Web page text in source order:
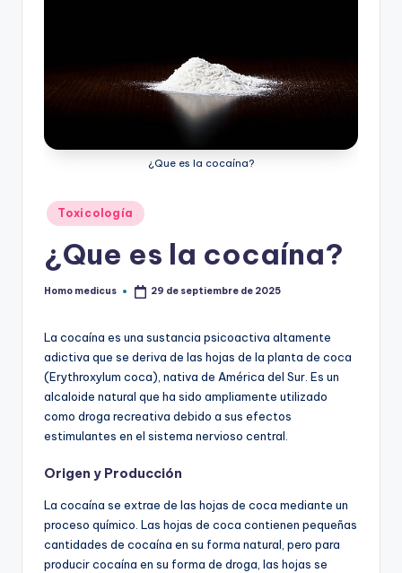
¿Que es la cocaína?
Publicado
en
Toxicología
¿Que es la cocaína?
Publicado
Homo medicus 29 de septiembre de 2025
La cocaína es una sustancia psicoactiva altamente
adictiva que se deriva de las hojas de la planta de coca
(Erythroxylum coca), nativa de América del Sur. Es un
alcaloide natural que ha sido ampliamente utilizado
como droga recreativa debido a sus efectos
estimulantes en el sistema nervioso central.
Origen y Producción
La cocaína se extrae de las hojas de coca mediante un
proceso químico. Las hojas de coca contienen pequeñas
cantidades de cocaína en su forma natural, pero para
producir cocaína en su forma de droga, las hojas se